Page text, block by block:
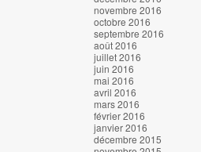
novembre 2016
octobre 2016
septembre 2016
août 2016
juillet 2016
juin 2016
mai 2016
avril 2016
mars 2016
février 2016
janvier 2016
décembre 2015